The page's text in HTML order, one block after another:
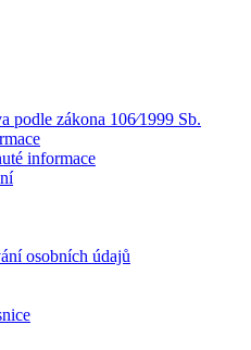
podle zákona 106⁄1999 Sb.
informace
osobních údajů